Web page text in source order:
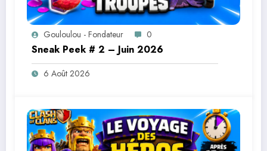
Gouloulou - Fondateur 0
Sneak Peek # 2 – Juin 2026
6 Août 2026